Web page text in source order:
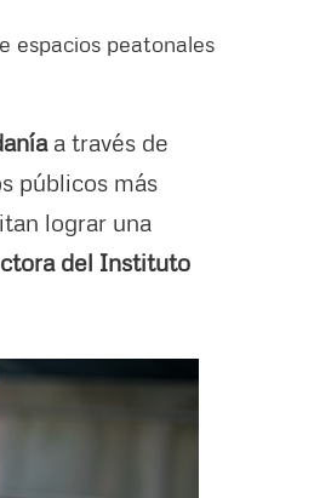
espacios peatonales
a través de
públicos más
lograr una
del Instituto